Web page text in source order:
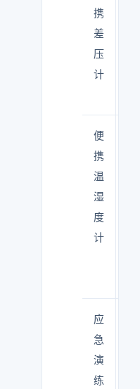
携
差
压
计
便
携
温
湿
度
计
应
急
演
练